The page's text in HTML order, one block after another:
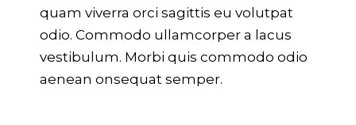
quam viverra orci sagittis eu volutpat
odio. Commodo ullamcorper a lacus
vestibulum. Morbi quis commodo odio
aenean onsequat semper.